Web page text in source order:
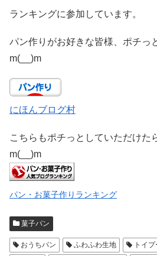
ランキングに参加しています。
パン作りがお好きな皆様、ポチっ
m(__)m
にほんブログ村
こちらもポチっとしていただけた
m(__)m
パン・お菓子作りランキング
菓子パン
おうちパン ふわふわ生地 トイ